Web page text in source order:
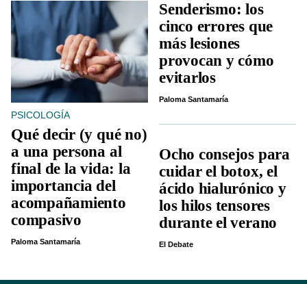
PSICOLOGÍA
Qué decir (y qué no)
a una persona al
final de la vida: la
importancia del
acompañamiento
compasivo
Paloma Santamaría
Senderismo: los
cinco errores que
más lesiones
provocan y cómo
evitarlos
Paloma Santamaría
Ocho consejos para
cuidar el botox, el
ácido hialurónico y
los hilos tensores
durante el verano
El Debate